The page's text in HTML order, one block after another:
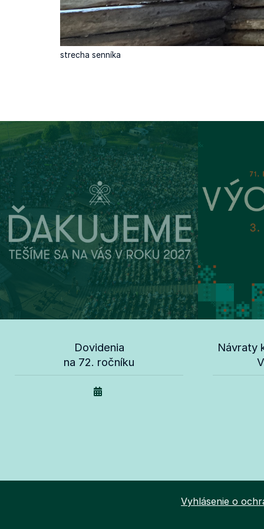
strecha senníka
Dovidenia
na 72. ročníku
Návraty
Vyhlásenie o